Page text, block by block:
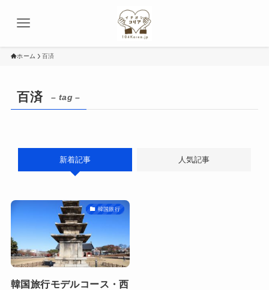
ホーム 百済
百済 – tag –
新着記事 人気記事
韓国旅行
韓国旅行モデルコース・西